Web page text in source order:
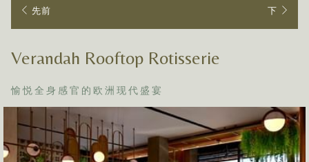
先前 下
Verandah Rooftop Rotisserie
愉悦全身感官的欧洲现代盛宴